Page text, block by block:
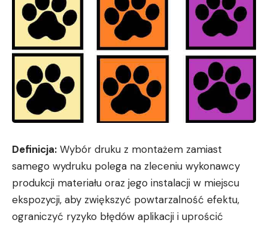
Definicja: Wybór druku z montażem zamiast
samego wydruku polega na zleceniu wykonawcy
produkcji materiału oraz jego instalacji w miejscu
ekspozycji, aby zwiększyć powtarzalność efektu,
ograniczyć ryzyko błędów aplikacji i uprościć